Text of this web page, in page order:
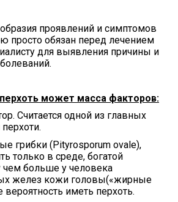
проявлений и симптомов
просто обязан перед лечением
для выявления причины и
может масса факторов:
Считается одной из главных
грибки (Pityrosporum ovale),
только в среде, богатой
больше у человека
желез кожи головы(«жирные
иметь перхоть.